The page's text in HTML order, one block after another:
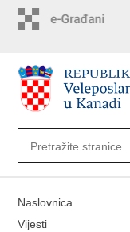
Naslovnica
Vijesti